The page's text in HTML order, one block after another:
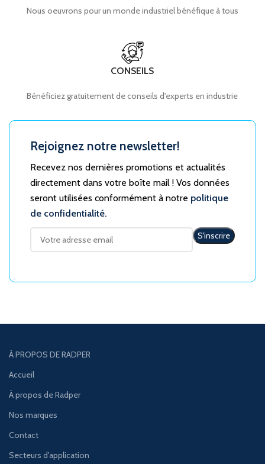
Nous oeuvrons pour un monde industriel bénéfique à tous
CONSEILS
Bénéficiez gratuitement de conseils d'experts en industrie
Rejoignez notre newsletter!
Recevez nos dernières promotions et actualités
directement dans votre boîte mail ! Vos données
seront utilisées conformément à notre politique
de confidentialité.
À PROPOS DE RADPER
Accueil
À propos de Radper
Nos marques
Contact
Secteurs d'application